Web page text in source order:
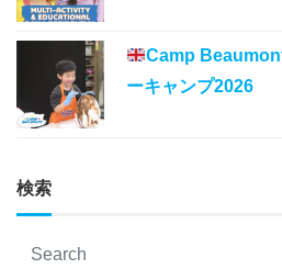
Camp
ーキャンプ2026
検索